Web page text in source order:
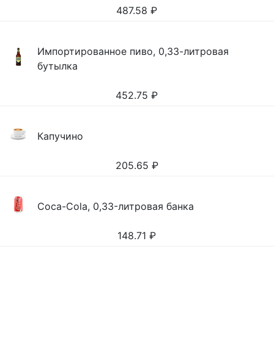
487.58 ₽
Импортированное пиво, 0,33-литровая
бутылка
452.75 ₽
Капучино
205.65 ₽
Coca-Cola, 0,33-литровая банка
148.71 ₽